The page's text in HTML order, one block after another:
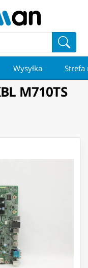
Wysyłka Strefa
M710TS